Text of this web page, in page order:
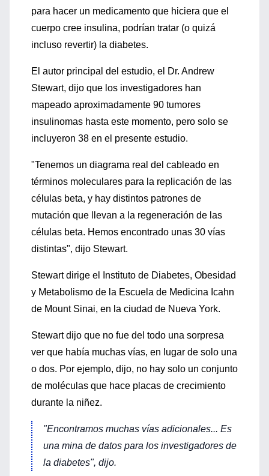
para hacer un medicamento que hiciera que el
cuerpo cree insulina, podrían tratar (o quizá
incluso revertir) la diabetes.
El autor principal del estudio, el Dr. Andrew
Stewart, dijo que los investigadores han
mapeado aproximadamente 90 tumores
insulinomas hasta este momento, pero solo se
incluyeron 38 en el presente estudio.
"Tenemos un diagrama real del cableado en
términos moleculares para la replicación de las
células beta, y hay distintos patrones de
mutación que llevan a la regeneración de las
células beta. Hemos encontrado unas 30 vías
distintas", dijo Stewart.
Stewart dirige el Instituto de Diabetes, Obesidad
y Metabolismo de la Escuela de Medicina Icahn
de Mount Sinai, en la ciudad de Nueva York.
Stewart dijo que no fue del todo una sorpresa
ver que había muchas vías, en lugar de solo una
o dos. Por ejemplo, dijo, no hay solo un conjunto
de moléculas que hace placas de crecimiento
durante la niñez.
"Encontramos muchas vías adicionales... Es
una mina de datos para los investigadores de
la diabetes", dijo.